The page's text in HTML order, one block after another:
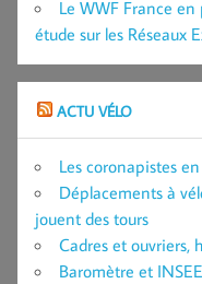
Le WWF France
étude sur les Réseaux
ACTU VÉLO
Les coronapistes
Déplacements à
jouent des tours
Cadres et ouvriers,
Baromètre et